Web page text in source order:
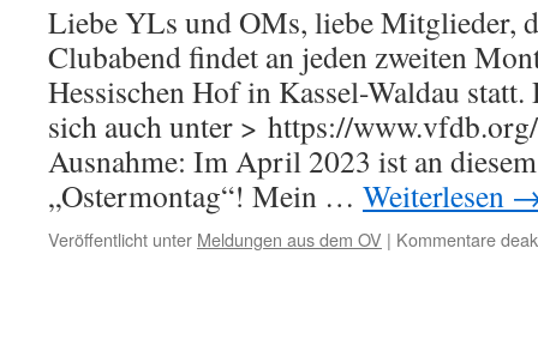
SSB
–
DL7AFS
Liebe YLs und OMs, liebe Mitglieder,
Clubabend findet an jeden zweiten
Hessischen Hof in Kassel-Waldau
sich auch unter > https://
Ausnahme: Im April 2023 ist an
„Ostermontag“! Mein … Weiterlesen
Veröffentlicht unter Meldungen aus dem OV | Kommentare